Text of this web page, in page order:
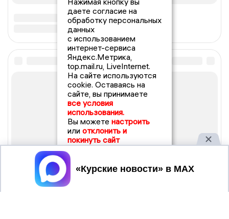
даете согласие на
обработку персональных
данных
с использованием
интернет-сервиса
Яндекс.Метрика,
top.mail.ru, LiveInternet.
На сайте используются
cookie. Оставаясь на
сайте, вы принимаете
все условия
использования.
Вы можете настроить
или отклонить и
покинуть сайт
Принять